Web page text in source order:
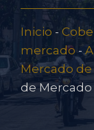
Inicio -
mercado-
Mercado
de